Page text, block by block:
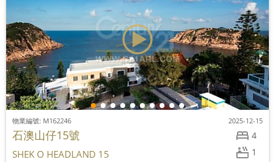
4
1
物業編號: M162246 2025-12-15
石澳山仔15號
SHEK O HEADLAND 15